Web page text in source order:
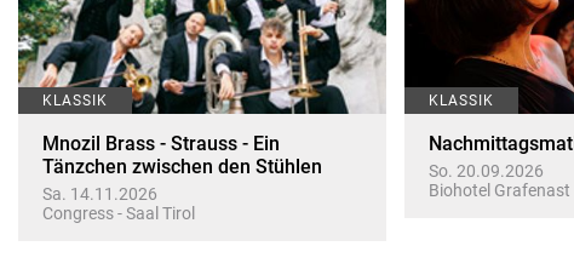
KLASSIK
Mnozil Brass - Strauss - Ein
Tänzchen zwischen den Stühlen
Sa. 14.11.2026
Congress - Saal Tirol
KLASSIK
So. 20.09.2026
Biohotel Grafenast